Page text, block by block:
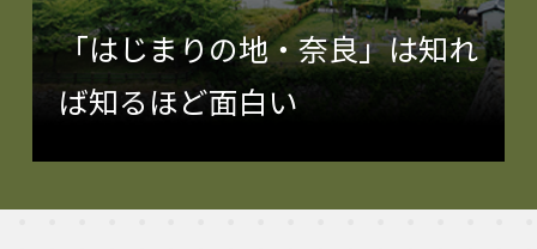
「はじまりの地・奈良」は知れ
ば知るほど面白い